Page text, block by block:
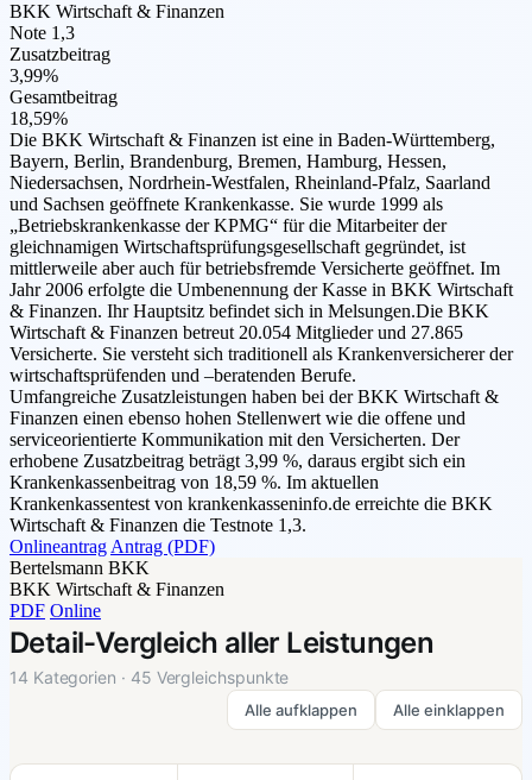
BKK Wirtschaft & Finanzen
Note 1,3
Zusatzbeitrag
3,99%
Gesamtbeitrag
18,59%
Die BKK Wirtschaft & Finanzen ist eine in Baden-Württemberg,
Bayern, Berlin, Brandenburg, Bremen, Hamburg, Hessen,
Niedersachsen, Nordrhein-Westfalen, Rheinland-Pfalz, Saarland
und Sachsen geöffnete Krankenkasse. Sie wurde 1999 als
„Betriebskrankenkasse der KPMG“ für die Mitarbeiter der
gleichnamigen Wirtschaftsprüfungsgesellschaft gegründet, ist
mittlerweile aber auch für betriebsfremde Versicherte geöffnet. Im
Jahr 2006 erfolgte die Umbenennung der Kasse in BKK Wirtschaft
& Finanzen. Ihr Hauptsitz befindet sich in Melsungen.Die BKK
Wirtschaft & Finanzen betreut 20.054 Mitglieder und 27.865
Versicherte. Sie versteht sich traditionell als Krankenversicherer der
wirtschaftsprüfenden und –beratenden Berufe.
Umfangreiche Zusatzleistungen haben bei der BKK Wirtschaft &
Finanzen einen ebenso hohen Stellenwert wie die offene und
serviceorientierte Kommunikation mit den Versicherten. Der
erhobene Zusatzbeitrag beträgt 3,99 %, daraus ergibt sich ein
Krankenkassenbeitrag von 18,59 %. Im aktuellen
Krankenkassentest von krankenkasseninfo.de erreichte die BKK
Wirtschaft & Finanzen die Testnote 1,3.
Onlineantrag Antrag (PDF)
Bertelsmann BKK
BKK Wirtschaft & Finanzen
PDF Online
Detail-Vergleich aller Leistungen
14 Kategorien · 45 Vergleichspunkte
Alle aufklappen Alle einklappen